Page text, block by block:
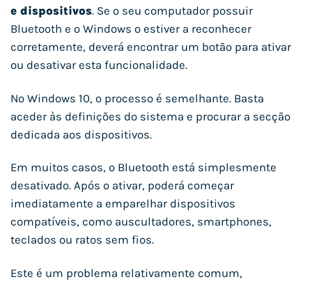
e dispositivos. Se o seu computador possuir
Bluetooth e o Windows o estiver a reconhecer
corretamente, deverá encontrar um botão para ativar
ou desativar esta funcionalidade.
No Windows 10, o processo é semelhante. Basta
aceder às definições do sistema e procurar a secção
dedicada aos dispositivos.
Em muitos casos, o Bluetooth está simplesmente
desativado. Após o ativar, poderá começar
imediatamente a emparelhar dispositivos
compatíveis, como auscultadores, smartphones,
teclados ou ratos sem fios.
Este é um problema relativamente comum,